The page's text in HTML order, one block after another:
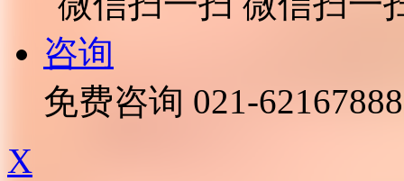
咨询
免费咨询 021-62167888
X